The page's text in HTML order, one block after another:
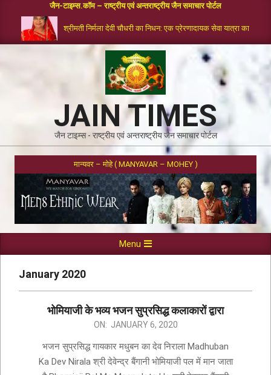
जैन-टाइम्स.कॉम – राष्ट्रीय एवं अन्तराष्ट्रीय जैन समाचार पोर्टल
श्रीमती निर्मला देवी चौधरी का निधन: एक प्रेरणादायक सेवा यात्रा का समापन
JAIN TIMES
जैन टाइम्स - राष्ट्रीय एवं अन्तराष्ट्रीय जैन समाचार पोर्टल
मान्यवर – मोहे ( MANYAVAR – MOHEY )
Menu
January 2020
भोमियाजी के भव्य भजन सुप्रसिद्ध कलाकारों द्वारा
ON: JANUARY 6, 2020
भजन सुप्रसिद्ध गायकार मधुबन का देव निराला Madhuban
Ka Dev Nirala श्री देवेन्द्र बैंगानी भोमियाजी पल में मान जाता